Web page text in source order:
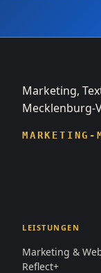
Marketing,
Mecklenburg-
MARKETING-
LEISTUNGEN
Marketing &
Reflect+